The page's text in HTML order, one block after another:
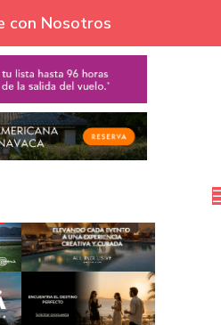
con Nosotros